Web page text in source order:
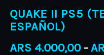
QUAKE II PS5
ESPAÑOL)
ARS 4.000,00 –